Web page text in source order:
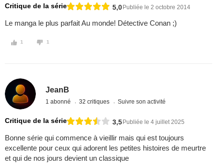
Critique de la série 5,0 Publiée le 2 octobre 2014
Le manga le plus parfait Au monde! Détective Conan ;)
1 1
JeanB
1 abonné 32 critiques Suivre son activité
Critique de la série 3,5 Publiée le 4 juillet 2025
Bonne série qui commence à vieillir mais qui est toujours
excellente pour ceux qui adorent les petites histoires de meurtre
et qui de nos jours devient un classique